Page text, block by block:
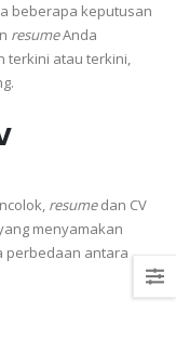
beberapa keputusan
resumeAnda
terkini atau terkini,
resumedan CV
menyamakan
perbedaan antara